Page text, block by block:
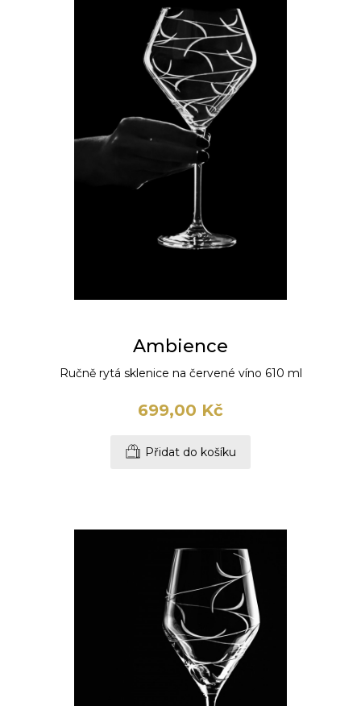
Ambience
Ručně rytá sklenice na červené víno 610 ml
699,00 Kč
Přidat do košíku